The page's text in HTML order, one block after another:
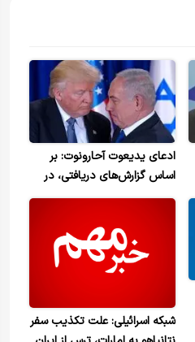
ادعای یدیعوت آحارونوت: بر
اساس گزارش‌های دریافتی، در
گفت‌وگویی که لحظاتی پیش
از قصد خود برای حمله‌ای
قدرتمند به ایران اطلاع داد
شبکه اسرائیلی: علت تکذیب سفر